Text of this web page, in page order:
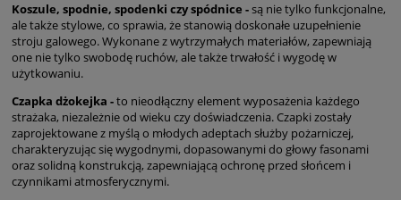
Koszule, spodnie, spodenki czy spódnice -są nie tylko funkcjonalne,
ale także stylowe, co sprawia, że stanowią doskonałe uzupełnienie
stroju galowego. Wykonane z wytrzymałych materiałów, zapewniają
one nie tylko swobodę ruchów, ale także trwałość i wygodę w
użytkowaniu.
Czapka dżokejka -to nieodłączny element wyposażenia każdego
strażaka, niezależnie od wieku czy doświadczenia. Czapki zostały
zaprojektowane z myślą o młodych adeptach służby pożarniczej,
charakteryzując się wygodnymi, dopasowanymi do głowy fasonami
oraz solidną konstrukcją, zapewniającą ochronę przed słońcem i
czynnikami atmosferycznymi.